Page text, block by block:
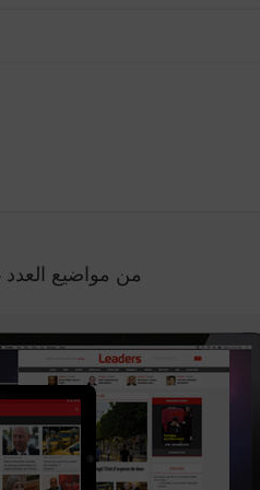
من مواضيع العدد 14 لليدرز ...